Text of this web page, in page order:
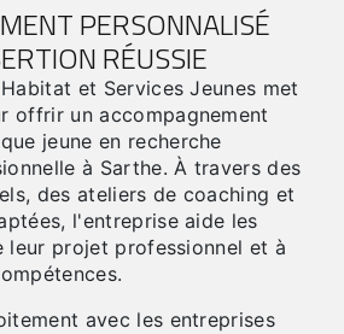
PERSONNALISÉ
RÉUSSIE
et Services Jeunes met
offrir un accompagnement
jeune en recherche
à Sarthe. À travers des
des ateliers de coaching et
l'entreprise aide les
leur projet professionnel et à
avec les entreprises